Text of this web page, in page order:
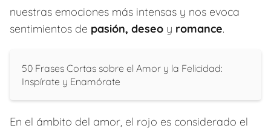
nuestras emociones más intensas y nos evoca
sentimientos de pasión, deseo y romance.
50 Frases Cortas sobre el Amor y la Felicidad:
Inspírate y Enamórate
En el ámbito del amor, el rojo es considerado el